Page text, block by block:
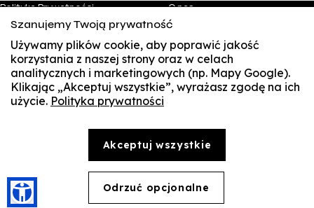
Polityka Prywatności
RODO
Identyfikacja wizualna
O nas
Rekrutacja
Studia
Kontakt
Biznes
Wynajem sal
Targi pracy
Student
Multis Multum
Treści zawarte na stronie www.wszib.edu.pl oraz jej podstronach stanowią, o ile nie wskazano
części: kopiowania, reprodukowania, modyfikowania, dystrybuowania, publikowania,
wyświetlania, utrwalania oraz wykorzystywania w jakiejkolwiek innej formie. Ograniczenia
powyższe nie dotyczą dozwolonego użytku osobistego.
Szanujemy Twoją prywatność
Używamy plików cookie, aby poprawić jakość
korzystania z naszej strony oraz w celach
analitycznych i marketingowych (np. Mapy Google).
Klikając „Akceptuj wszystkie”, wyrażasz zgodę na ich
użycie. Polityka prywatności
Akceptuj wszystkie
Odrzuć opcjonalne